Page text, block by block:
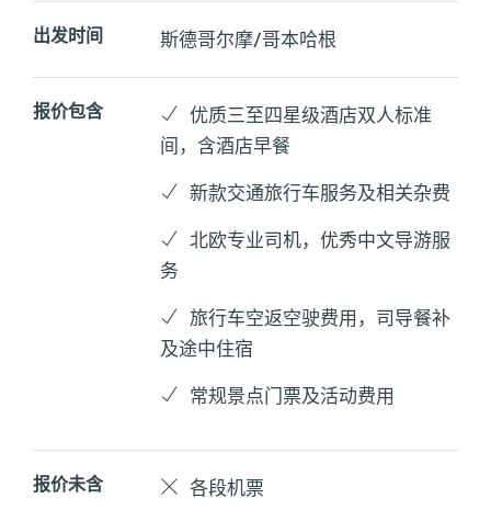
出发时间 斯德哥尔摩/哥本哈根
报价包含
优质三至四星级酒店双人标准
间，含酒店早餐
新款交通旅行车服务及相关杂费
北欧专业司机，优秀中文导游服
务
旅行车空返空驶费用，司导餐补
及途中住宿
常规景点门票及活动费用
报价未含 各段机票